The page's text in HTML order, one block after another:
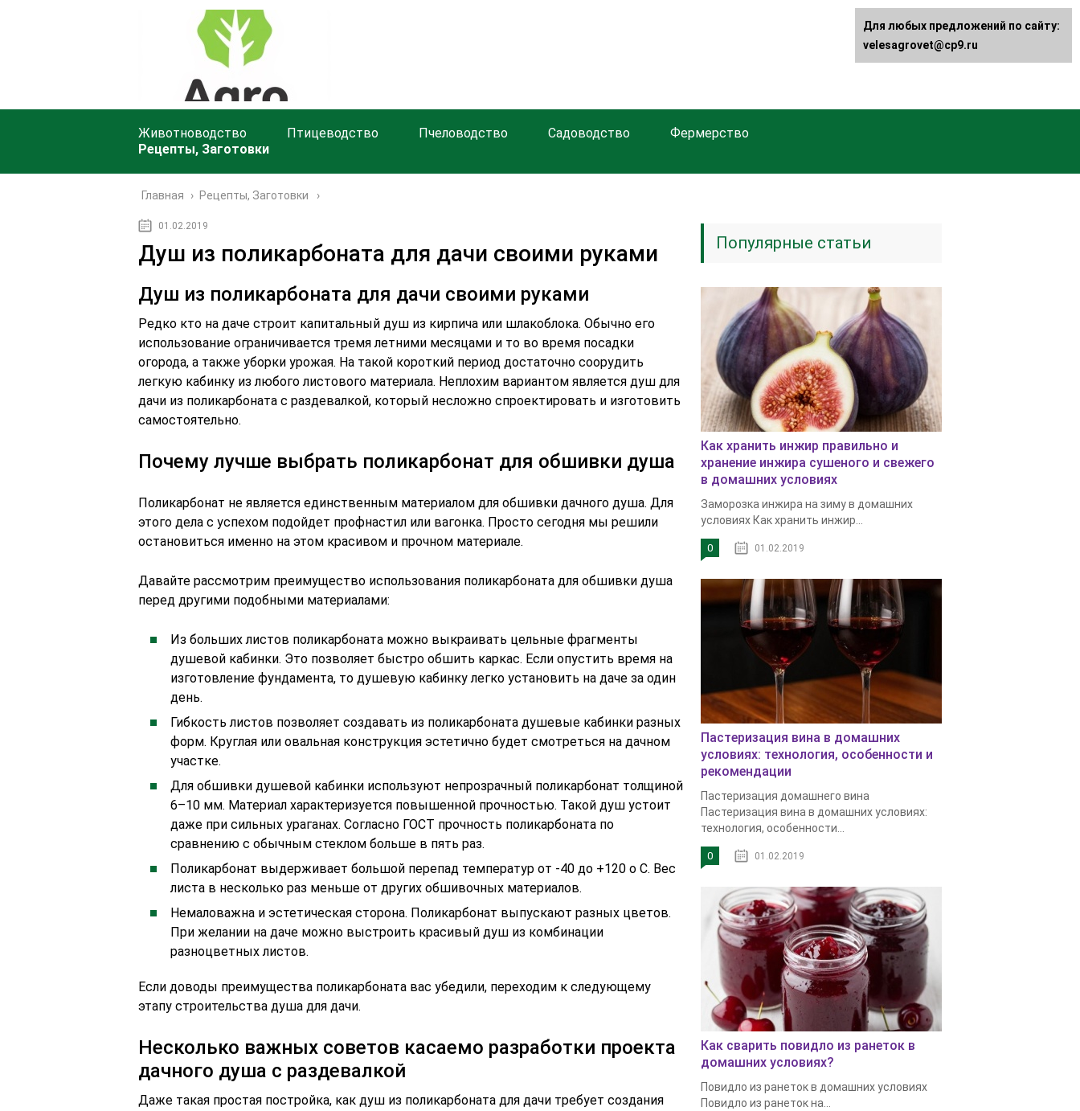
Животноводство Птицеводство Пчеловодство Садоводство
Фермерство
Рецепты, Заготовки
Главная › Рецепты, Заготовки
01.02.2019
Душ из поликарбоната для дачи своими руками
Душ из поликарбоната для дачи своими руками
Редко кто на даче строит капитальный душ из кирпича или шлакоблока. Обычно его
использование ограничивается тремя летними месяцами и то во время посадки
огорода, а также уборки урожая. На такой короткий период достаточно соорудить
легкую кабинку из любого листового материала. Неплохим вариантом является душ для
дачи из поликарбоната с раздевалкой, который несложно спроектировать и изготовить
самостоятельно.
Почему лучше выбрать поликарбонат для обшивки душа
Поликарбонат не является единственным материалом для обшивки дачного душа. Для
этого дела с успехом подойдет профнастил или вагонка. Просто сегодня мы решили
остановиться именно на этом красивом и прочном материале.
Давайте рассмотрим преимущество использования поликарбоната для обшивки душа
перед другими подобными материалами:
Из больших листов поликарбоната можно выкраивать цельные фрагменты
душевой кабинки. Это позволяет быстро обшить каркас. Если опустить время на
изготовление фундамента, то душевую кабинку легко установить на даче за один
день.
Гибкость листов позволяет создавать из поликарбоната душевые кабинки разных
форм. Круглая или овальная конструкция эстетично будет смотреться на дачном
участке.
Для обшивки душевой кабинки используют непрозрачный поликарбонат толщиной
6–10 мм. Материал характеризуется повышенной прочностью. Такой душ устоит
даже при сильных ураганах. Согласно ГОСТ прочность поликарбоната по
сравнению с обычным стеклом больше в пять раз.
Поликарбонат выдерживает большой перепад температур от -40 до +120 о С. Вес
листа в несколько раз меньше от других обшивочных материалов.
Немаловажна и эстетическая сторона. Поликарбонат выпускают разных цветов.
При желании на даче можно выстроить красивый душ из комбинации
разноцветных листов.
Если доводы преимущества поликарбоната вас убедили, переходим к следующему
этапу строительства душа для дачи.
Несколько важных советов касаемо разработки проекта
дачного душа с раздевалкой
Даже такая простая постройка, как душ из поликарбоната для дачи требует создания
Популярные статьи
Как хранить инжир правильно и
хранение инжира сушеного и свежего
в домашних условиях
Заморозка инжира на зиму в домашних
условиях Как хранить инжир...
0 01.02.2019
Пастеризация вина в домашних
условиях: технология, особенности и
рекомендации
Пастеризация домашнего вина
Пастеризация вина в домашних условиях:
технология, особенности...
0 01.02.2019
Как сварить повидло из ранеток в
домашних условиях?
Повидло из ранеток в домашних условиях
Повидло из ранеток на...
Для любых предложений по сайту:
velesagrovet@cp9.ru